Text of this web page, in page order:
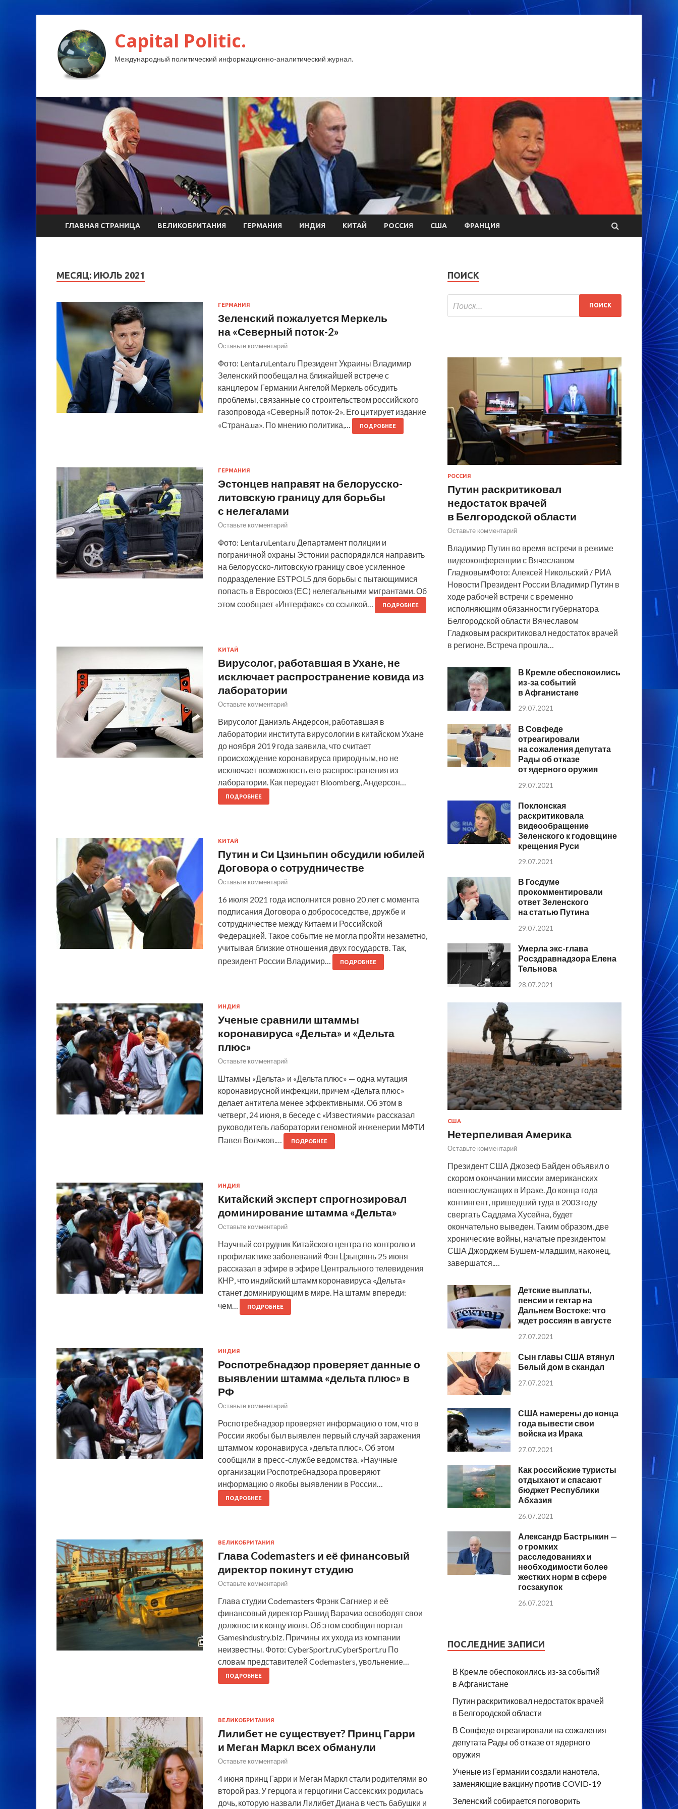
Capital Politic.
Международный политический информационно-аналитический журнал.
ГЛАВНАЯ СТРАНИЦА ВЕЛИКОБРИТАНИЯ ГЕРМАНИЯ ИНДИЯ КИТАЙ РОССИЯ США ФРАНЦИЯ
МЕСЯЦ: ИЮЛЬ 2021
ГЕРМАНИЯ
Зеленский пожалуется Меркель
на «Северный поток-2»
Оставьте комментарий
Фото: Lenta.ruLenta.ru Президент Украины Владимир
Зеленский пообещал на ближайшей встрече с
канцлером Германии Ангелой Меркель обсудить
проблемы, связанные со строительством российского
газопровода «Северный поток-2». Его цитирует издание
«Страна.ua». По мнению политика,…
ПОДРОБНЕЕ
ГЕРМАНИЯ
Эстонцев направят на белорусско-
литовскую границу для борьбы
с нелегалами
Оставьте комментарий
Фото: Lenta.ruLenta.ru Департамент полиции и
пограничной охраны Эстонии распорядился направить
на белорусско-литовскую границу свое усиленное
подразделение ESTPOL5 для борьбы с пытающимися
попасть в Евросоюз (ЕС) нелегальными мигрантами. Об
этом сообщает «Интерфакс» со ссылкой…
ПОДРОБНЕЕ
КИТАЙ
Вирусолог, работавшая в Ухане, не
исключает распространение ковида из
лаборатории
Оставьте комментарий
Вирусолог Даниэль Андерсон, работавшая в
лаборатории института вирусологии в китайском Ухане
до ноября 2019 года заявила, что считает
происхождение коронавируса природным, но не
исключает возможность его распространения из
лаборатории. Как передает Bloomberg, Андерсон…
ПОДРОБНЕЕ
КИТАЙ
Путин и Си Цзиньпин обсудили юбилей
Договора о сотрудничестве
Оставьте комментарий
16 июля 2021 года исполнится ровно 20 лет с момента
подписания Договора о добрососедстве, дружбе и
сотрудничестве между Китаем и Российской
Федерацией. Такое событие не могла пройти незаметно,
учитывая близкие отношения двух государств. Так,
президент России Владимир…
ПОДРОБНЕЕ
ИНДИЯ
Ученые сравнили штаммы
коронавируса «Дельта» и «Дельта
плюс»
Оставьте комментарий
Штаммы «Дельта» и «Дельта плюс» — одна мутация
коронавирусной инфекции, причем «Дельта плюс»
делает антитела менее эффективными. Об этом в
четверг, 24 июня, в беседе с «Известиями» рассказал
руководитель лаборатории геномной инженерии МФТИ
Павел Волчков.…
ПОДРОБНЕЕ
ИНДИЯ
Китайский эксперт спрогнозировал
доминирование штамма «Дельта»
Оставьте комментарий
Научный сотрудник Китайского центра по контролю и
профилактике заболеваний Фэн Цзыцзянь 25 июня
рассказал в эфире в эфире Центрального телевидения
КНР, что индийский штамм коронавируса «Дельта»
станет доминирующим в мире. На штамм впереди:
чем…
ПОДРОБНЕЕ
ИНДИЯ
Роспотребнадзор проверяет данные о
выявлении штамма «дельта плюс» в
РФ
Оставьте комментарий
Роспотребнадзор проверяет информацию о том, что в
России якобы был выявлен первый случай заражения
штаммом коронавируса «дельта плюс». Об этом
сообщили в пресс-службе ведомства. «Научные
организации Роспотребнадзора проверяют
информацию о якобы выявлении в России…
ПОДРОБНЕЕ
ВЕЛИКОБРИТАНИЯ
Глава Codemasters и её финансовый
директор покинут студию
Оставьте комментарий
Глава студии Codemasters Фрэнк Сагниер и её
финансовый директор Рашид Варачиа освободят свои
должности к концу июля. Об этом сообщил портал
Gamesindustry.biz. Причины их ухода из компании
неизвестны. Фото: CyberSport.ruCyberSport.ru По
словам представителей Codemasters, увольнение…
ПОДРОБНЕЕ
ВЕЛИКОБРИТАНИЯ
Лилибет не существует? Принц Гарри
и Меган Маркл всех обманули
Оставьте комментарий
4 июня принц Гарри и Меган Маркл стали родителями во
второй раз. У герцога и герцогини Сассекских родилась
дочь, которую назвали Лилибет Диана в честь бабушки и
ПОИСК
РОССИЯ
Путин раскритиковал
недостаток врачей
в Белгородской области
Оставьте комментарий
Владимир Путин во время встречи в режиме
видеоконференции с Вячеславом
ГладковымФото: Алексей Никольский / РИА
Новости Президент России Владимир Путин в
ходе рабочей встречи с временно
исполняющим обязанности губернатора
Белгородской области Вячеславом
Гладковым раскритиковал недостаток врачей
в регионе. Встреча прошла…
В Кремле обеспокоились
из-за событий
в Афганистане
29.07.2021
В Совфеде
отреагировали
на сожаления депутата
Рады об отказе
от ядерного оружия
29.07.2021
Поклонская
раскритиковала
видеообращение
Зеленского к годовщине
крещения Руси
29.07.2021
В Госдуме
прокомментировали
ответ Зеленского
на статью Путина
29.07.2021
Умерла экс-глава
Росздравнадзора Елена
Тельнова
28.07.2021
США
Нетерпеливая Америка
Оставьте комментарий
Президент США Джозеф Байден объявил о
скором окончании миссии американских
военнослужащих в Ираке. До конца года
контингент, пришедший туда в 2003 году
свергать Саддама Хусейна, будет
окончательно выведен. Таким образом, две
хронические войны, начатые президентом
США Джорджем Бушем-младшим, наконец,
завершатся.…
Детские выплаты,
пенсии и гектар на
Дальнем Востоке: что
ждет россиян в августе
27.07.2021
Сын главы США втянул
Белый дом в скандал
27.07.2021
США намерены до конца
года вывести свои
войска из Ирака
27.07.2021
Как российские туристы
отдыхают и спасают
бюджет Республики
Абхазия
26.07.2021
Александр Бастрыкин —
о громких
расследованиях и
необходимости более
жестких норм в сфере
госзакупок
26.07.2021
ПОСЛЕДНИЕ ЗАПИСИ
В Кремле обеспокоились из-за событий
в Афганистане
Путин раскритиковал недостаток врачей
в Белгородской области
В Совфеде отреагировали на сожаления
депутата Рады об отказе от ядерного
оружия
Ученые из Германии создали нанотела,
заменяющие вакцину против COVID-19
Зеленский собирается поговорить